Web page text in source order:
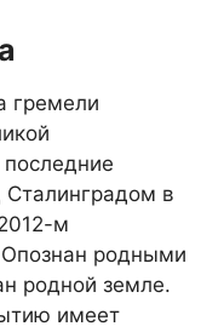
гремели
Сталинградом в
м
родными
родной земле.
имеет